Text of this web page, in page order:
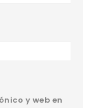
y web en